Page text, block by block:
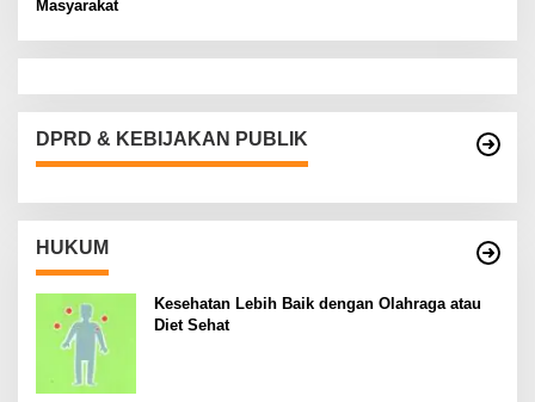
Masyarakat
DPRD & KEBIJAKAN PUBLIK
HUKUM
Kesehatan Lebih Baik dengan Olahraga atau
Diet Sehat